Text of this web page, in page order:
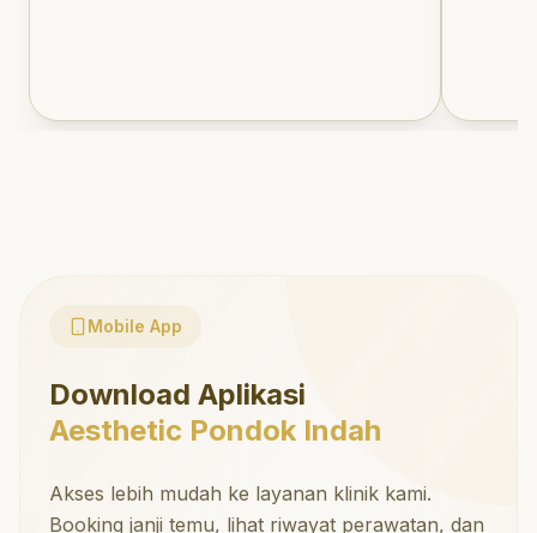
Mobile App
Download Aplikasi
Aesthetic Pondok Indah
Akses lebih mudah ke layanan klinik kami.
Booking janji temu, lihat riwayat perawatan, dan